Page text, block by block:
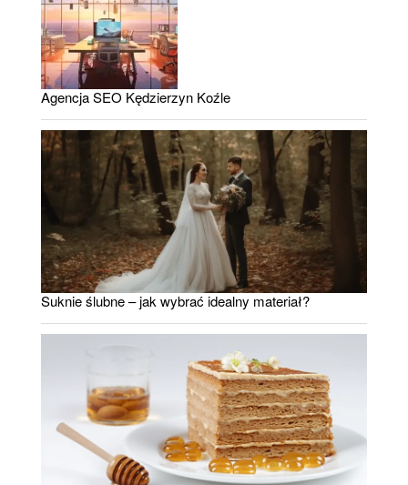
Agencja SEO Kędzierzyn Koźle
Suknie ślubne – jak wybrać idealny materiał?